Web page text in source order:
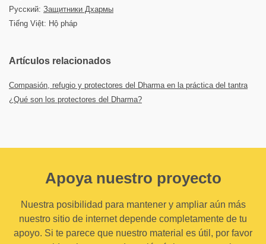
Русский: Защитники Дхармы
Tiếng Việt: Hộ pháp
Artículos relacionados
Compasión, refugio y protectores del Dharma en la práctica del tantra
¿Qué son los protectores del Dharma?
Apoya nuestro proyecto
Nuestra posibilidad para mantener y ampliar aún más
nuestro sitio de internet depende completamente de tu
apoyo. Si te parece que nuestro material es útil, por favor